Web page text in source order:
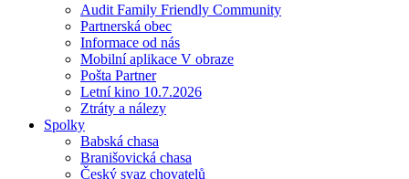
Audit Family Friendly Community
Partnerská obec
Informace od nás
Mobilní aplikace V obraze
Pošta Partner
Letní kino 10.7.2026
Ztráty a nálezy
Spolky
Babská chasa
Branišovická chasa
Český svaz chovatelů